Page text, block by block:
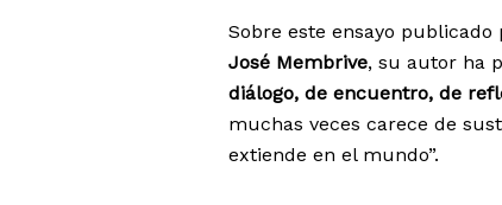
Sobre este ensayo
José Membrive, su autor ha
diálogo, de encuentro, de
muchas veces carece de
extiende en el mundo”.